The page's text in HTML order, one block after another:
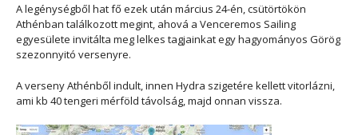
A legénységből hat fő ezek után március 24-én, csütörtökön
Athénban találkozott megint, ahová a Venceremos Sailing
egyesülete invitálta meg lelkes tagjainkat egy hagyományos Görög
szezonnyitó versenyre.
A verseny Athénből indult, innen Hydra szigetére kellett vitorlázni,
ami kb 40 tengeri mérföld távolság, majd onnan vissza.